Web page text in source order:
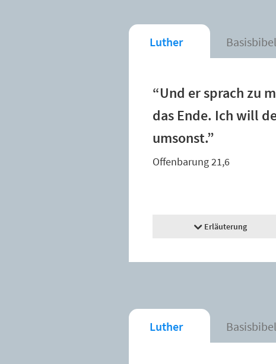
Luther Basisbibel
“Und er sprach zu
das Ende. Ich will
umsonst.”
Offenbarung 21,6
Erläuterung
Luther Basisbibel